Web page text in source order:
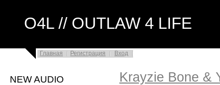
O4L // OUTLAW 4 LIFE
Главная Регистрация Вход
NEW AUDIO Krayzie Bone &